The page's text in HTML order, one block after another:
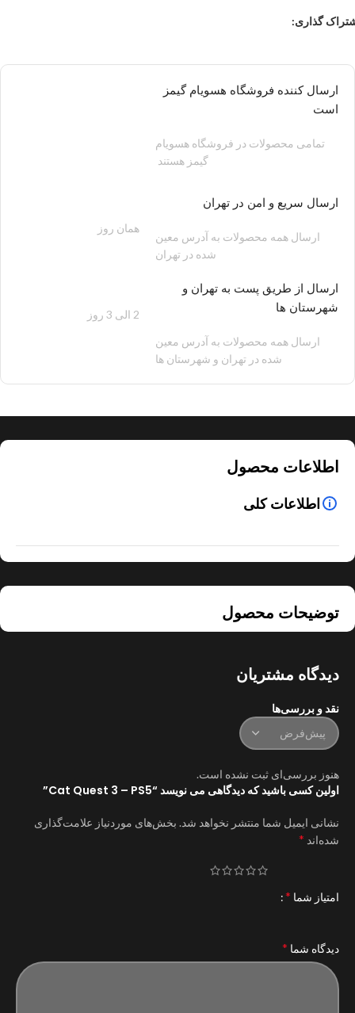
گذاری:
ارسال کننده فروشگاه هسویام گیمز
است
تمامی محصولات در فروشگاه هسویام
گیمز هستند
ارسال سریع و امن در تهران
ارسال همه محصولات به آدرس معین
شده در تهران
همان روز
ارسال از طریق پست به تهران و
شهرستان ها
ارسال همه محصولات به آدرس معین
شده در تهران و شهرستان ها
2 الی 3 روز
توضیحات محصول
اطلاعات محصول
اطلاعات کلی
دیدگاه مشتریان
نقد و بررسی‌ها
هنوز بررسی‌ای ثبت نشده است.
اولین کسی باشید که دیدگاهی می نویسد “Cat Quest 3 – PS5”
نشانی ایمیل شما منتشر نخواهد شد. بخش‌های موردنیاز علامت‌گذاری
شده‌اند *
امتیاز شما *
دیدگاه شما *